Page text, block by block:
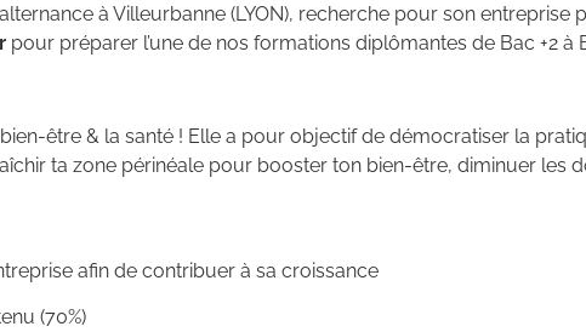
à Villeurbanne (LYON), recherche pour son
pour préparer l’une de nos formations diplômantes de Bac +2 à
être & la santé ! Elle a pour objectif de démocratiser la
ta zone périnéale pour booster ton bien-être, diminuer les
afin de contribuer à sa croissance
(70%)